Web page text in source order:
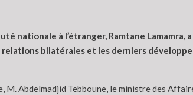
nationale à l’étranger, Ramtane
bilatérales et les derniers
M. Abdelmadjid Tebboune, le ministre des